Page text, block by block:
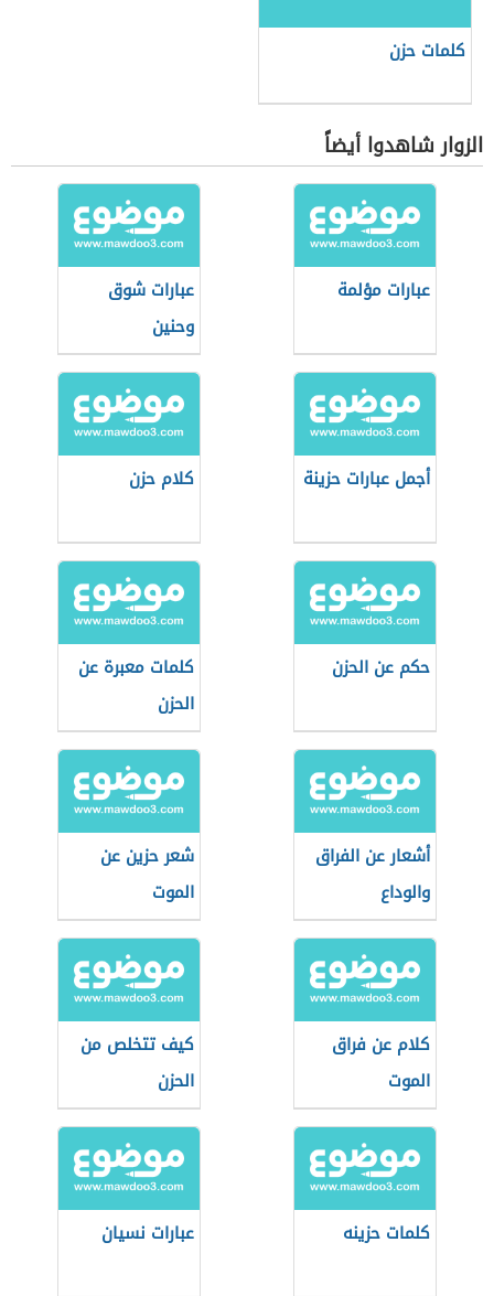
كلمات حزن
الزوار شاهدوا أيضاً
عبارات مؤلمة
عبارات شوق
وحنين
أجمل عبارات حزينة كلام حزن
حكم عن الحزن
كلمات معبرة عن
الحزن
أشعار عن الفراق
والوداع
شعر حزين عن
الموت
كلام عن فراق
الموت
كيف تتخلص من
الحزن
كلمات حزينه عبارات نسيان